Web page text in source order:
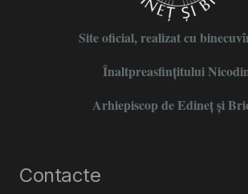
Site oficial, realizat cu
Înaltpreasfințitului
Arhiepiscop de Edineţ şi
Contacte